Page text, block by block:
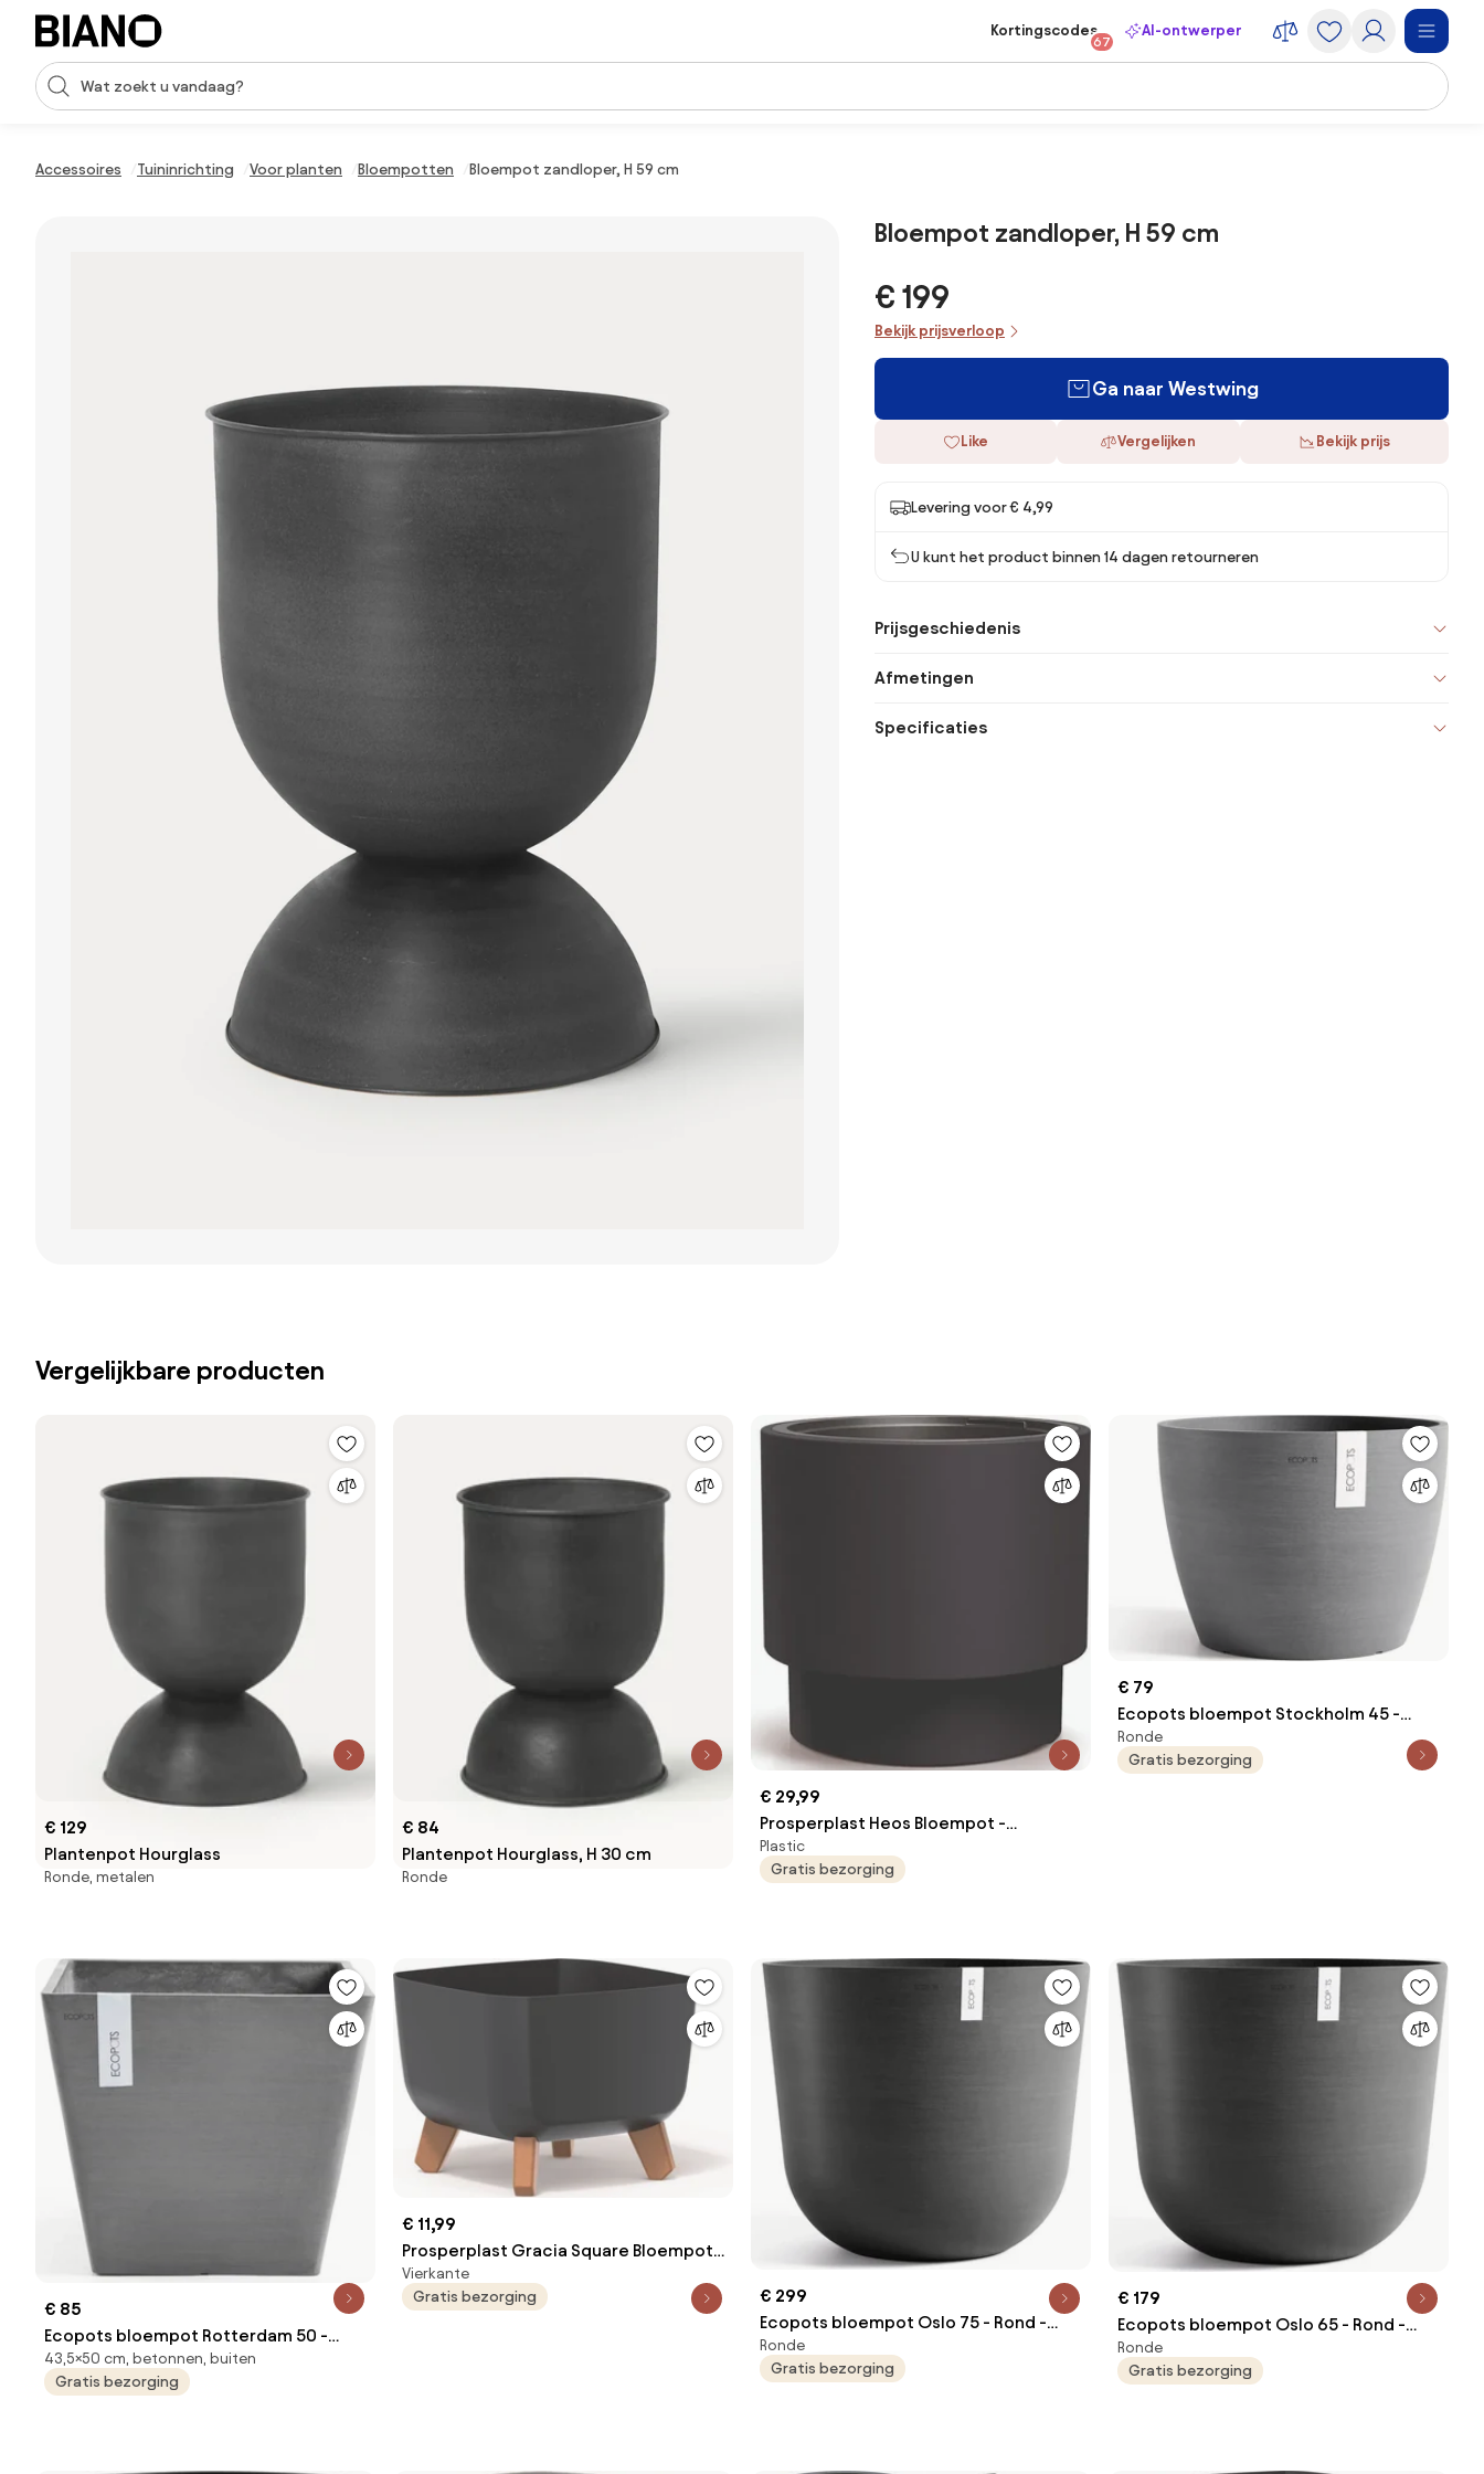
Navigatie overslaan, naar inhoud springen
Zoekopdracht invoeren
Kortingscodes
67
AI-ontwerper
Accessoires Tuininrichting Voor planten Bloempotten Bloempot zandloper, H 59 cm
Bloempot zandloper, H 59 cm
€ 199
Bekijk prijsverloop
Ga naar Westwing
Like Vergelijken Bekijk prijs
Levering voor € 4,99
U kunt het product binnen 14 dagen retourneren
Prijsgeschiedenis
Afmetingen
Specificaties
Vergelijkbare producten
€ 129
Plantenpot Hourglass
Ronde, metalen
€ 84
Plantenpot Hourglass, H 30 cm
Ronde
€ 29,99
Prosperplast Heos Bloempot -
Antraciet - Ø 46,8 cm - Duurzaam
Kunststof
Plastic
Gratis bezorging
€ 79
Ecopots bloempot Stockholm 45 -
Rond - Grey - Ø45 x H34,2 cm
Ronde
Gratis bezorging
€ 85
Ecopots bloempot Rotterdam 50 -
Vierkant - Grey - 50 x H43,5 cm
43,5×50 cm, betonnen, buiten
Gratis bezorging
€ 11,99
Prosperplast Gracia Square Bloempot
op pootjes - Antraciet - 29x29 cm -
Met waterinzet
Vierkante
Gratis bezorging
€ 299
Ecopots bloempot Oslo 75 - Rond -
Dark Grey - Ø75 x H65 cm
Ronde
Gratis bezorging
€ 179
Ecopots bloempot Oslo 65 - Rond -
Dark Grey - Diameter 65 x H56,6 cm
Ronde
Gratis bezorging